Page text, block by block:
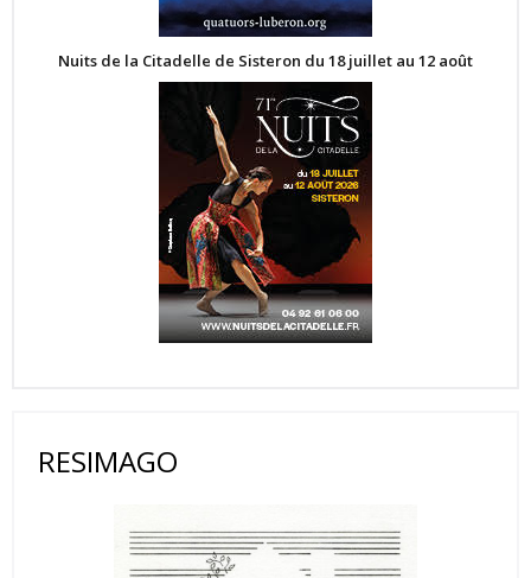
Nuits de la Citadelle de Sisteron du 18 juillet au 12 août
RESIMAGO